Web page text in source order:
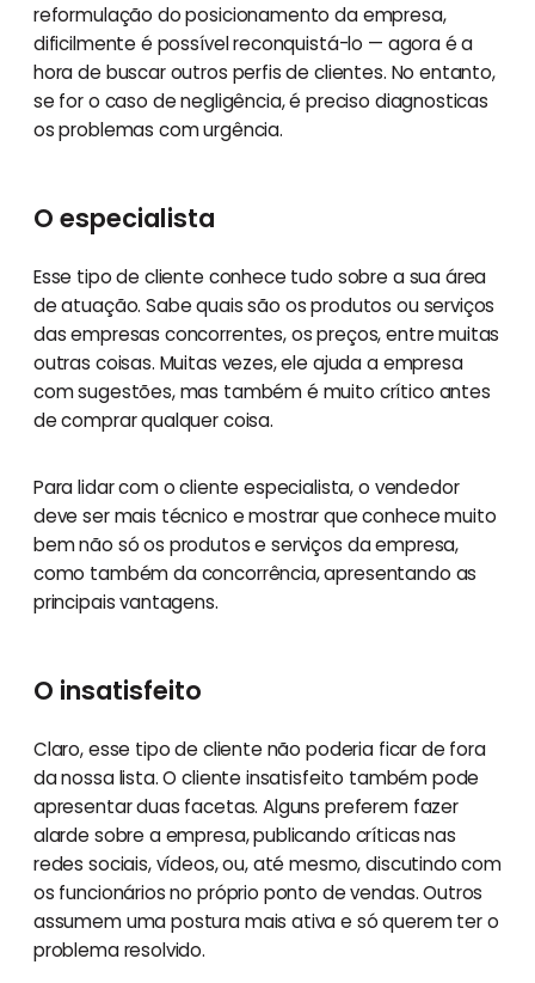
reformulação do posicionamento da empresa,
dificilmente é possível reconquistá-lo — agora é a
hora de buscar outros perfis de clientes. No entanto,
se for o caso de negligência, é preciso diagnosticas
os problemas com urgência.
O especialista
Esse tipo de cliente conhece tudo sobre a sua área
de atuação. Sabe quais são os produtos ou serviços
das empresas concorrentes, os preços, entre muitas
outras coisas. Muitas vezes, ele ajuda a empresa
com sugestões, mas também é muito crítico antes
de comprar qualquer coisa.
Para lidar com o cliente especialista, o vendedor
deve ser mais técnico e mostrar que conhece muito
bem não só os produtos e serviços da empresa,
como também da concorrência, apresentando as
principais vantagens.
O insatisfeito
Claro, esse tipo de cliente não poderia ficar de fora
da nossa lista. O cliente insatisfeito também pode
apresentar duas facetas. Alguns preferem fazer
alarde sobre a empresa, publicando críticas nas
redes sociais, vídeos, ou, até mesmo, discutindo com
os funcionários no próprio ponto de vendas. Outros
assumem uma postura mais ativa e só querem ter o
problema resolvido.